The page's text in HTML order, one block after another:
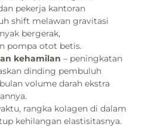
pekerja kantoran
shift melawan gravitasi
bergerak,
pompa otot betis.
kehamilan – peningkatan
dinding pembuluh
volume darah ekstra
rangka kolagen di dalam
kehilangan elastisitasnya.